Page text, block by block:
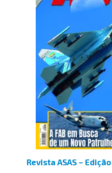
Revista ASAS –